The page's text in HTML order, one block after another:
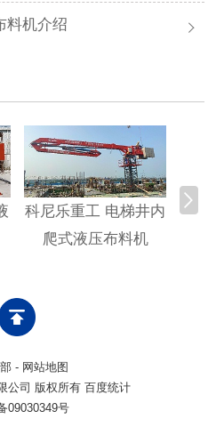
料机介绍
科尼乐重工 电梯井内
爬式液压布料机
科尼
- 网站地图
公司 版权所有 百度统计
09030349号